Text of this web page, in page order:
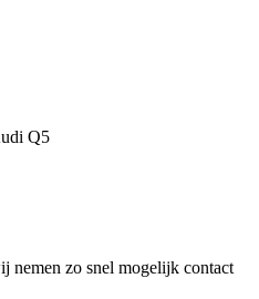
Q5
nemen zo snel mogelijk contact